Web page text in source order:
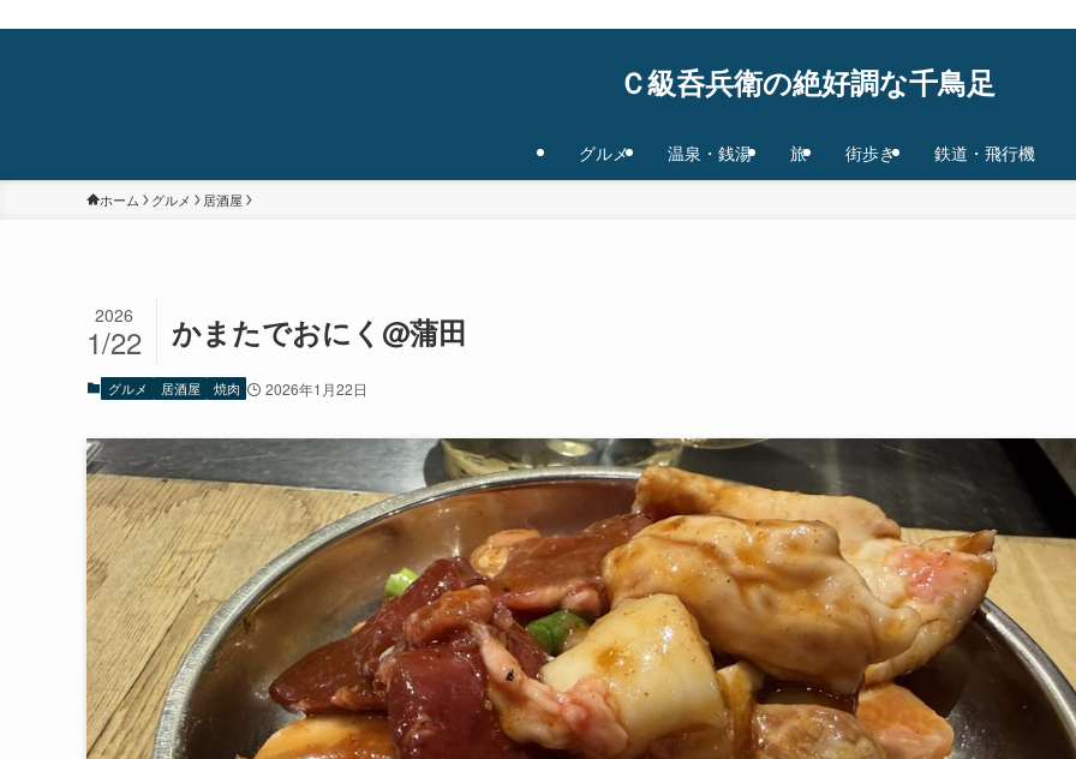
Ｃ級呑兵衛の絶好調な千鳥足
グルメ 温泉・銭湯 旅 街歩き 鉄道・飛行機
ホーム グルメ 居酒屋
かまたでおにく@蒲田
2026
1/22
グルメ 居酒屋 焼肉 2026年1月22日